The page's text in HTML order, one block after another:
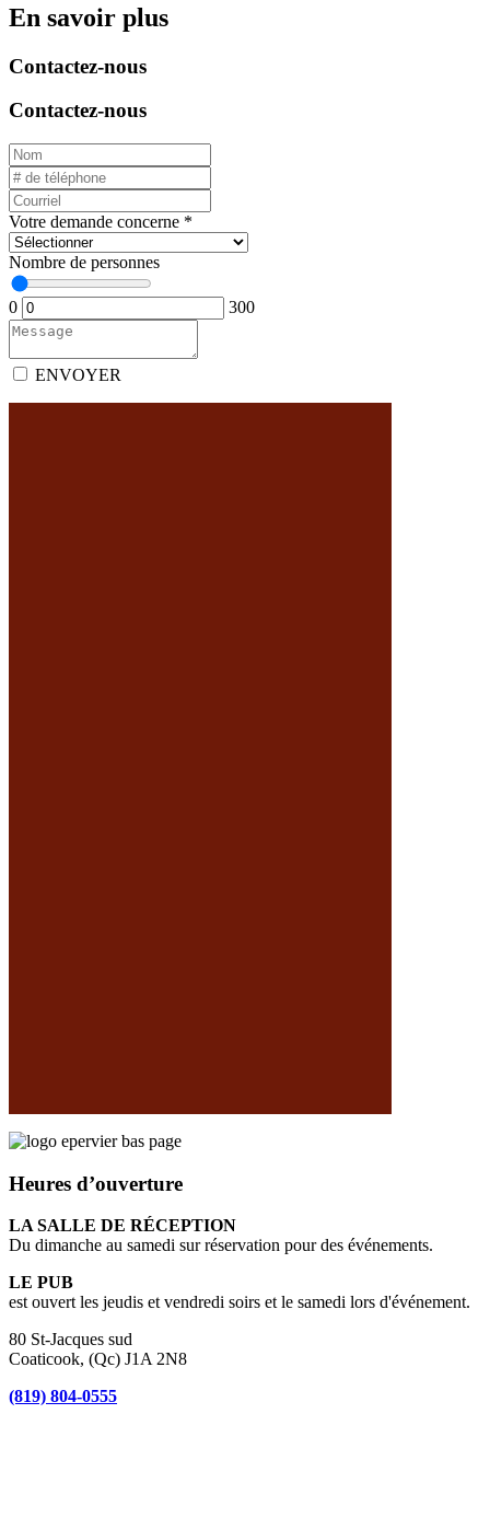
En savoir plus
Contactez-nous
Contactez-nous
Votre demande concerne *
Nombre de personnes
0 300
ENVOYER
Heures d’ouverture
LA SALLE DE RÉCEPTION
Du dimanche au samedi sur réservation pour des événements.
LE PUB
est ouvert les jeudis et vendredi soirs et le samedi lors d'événement.
80 St-Jacques sud
Coaticook, (Qc) J1A 2N8
(819) 804-0555